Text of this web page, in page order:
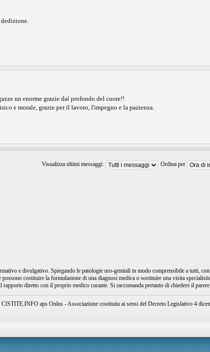
un enorme grazie dal profondo del cuore!!
e morale, grazie per il lavoro, l'impegno e la pazienza.
Visualizza ultimi messaggi: Ordina per
e divulgativo. Spiegando le patologie uro-genitali in modo comprensibile a tutti,
costituire la formulazione di una diagnosi medica o sostituire una visita
diretto con il proprio medico curante. Si raccomanda pertanto di chiedere il
CISTITE.INFO aps Onlus - Associazione costituita ai sensi del Decreto Legislativo 4